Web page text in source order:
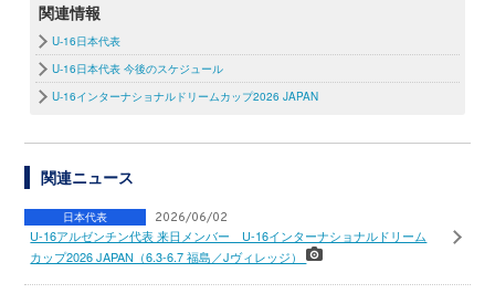
関連情報
U-16日本代表
U-16日本代表 今後のスケジュール
U-16インターナショナルドリームカップ2026 JAPAN
関連ニュース
日本代表 2026/06/02
U-16アルゼンチン代表 来日メンバー U-16インターナショナルドリーム
カップ2026 JAPAN（6.3-6.7 福島／Jヴィレッジ）